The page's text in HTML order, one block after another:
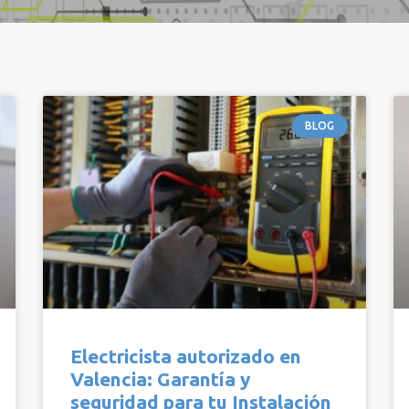
BLOG
Electricista autorizado en
Valencia: Garantía y
seguridad para tu Instalación